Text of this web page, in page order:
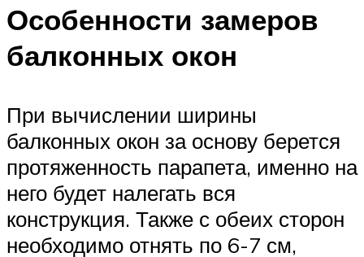
Особенности замеров
балконных окон
При вычислении ширины
балконных окон за основу берется
протяженность парапета, именно на
него будет налегать вся
конструкция. Также с обеих сторон
необходимо отнять по 6-7 см,